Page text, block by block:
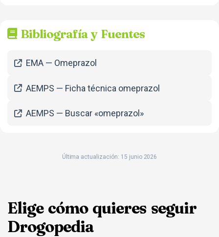
Bibliografía y Fuentes
EMA — Omeprazol
AEMPS — Ficha técnica omeprazol
AEMPS — Buscar «omeprazol»
Última actualización: 15 junio 2026
Elige cómo quieres seguir
Drogopedia